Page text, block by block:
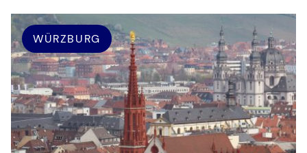
WÜRZBURG